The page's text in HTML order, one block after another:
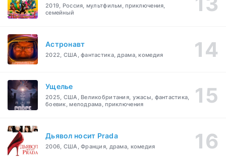
2019, Россия, мультфильм, приключения,
семейный
Астронавт
2022, США, фантастика, драма, комедия
Ущелье
2025, США, Великобритания, ужасы, фантастика,
боевик, мелодрама, приключения
Дьявол носит Prada
2006, США, Франция, драма, комедия